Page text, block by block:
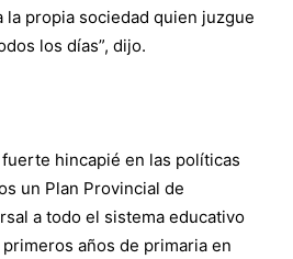
la propia sociedad quien juzgue
los días”, dijo.
hincapié en las políticas
un Plan Provincial de
a todo el sistema educativo
años de primaria en